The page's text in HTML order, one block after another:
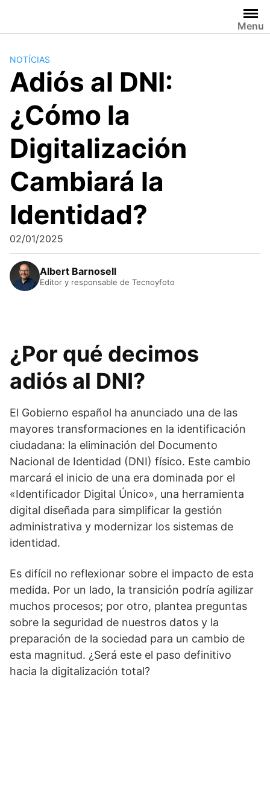
contenido
Menu
NOTÍCIAS
Adiós al DNI:
¿Cómo la
Digitalización
Cambiará la
Identidad?
02/01/2025
Albert Barnosell
Editor y responsable de Tecnoyfoto
¿Por qué decimos
adiós al DNI?
El Gobierno español ha anunciado una de las
mayores transformaciones en la identificación
ciudadana: la eliminación del Documento
Nacional de Identidad (DNI) físico. Este cambio
marcará el inicio de una era dominada por el
«Identificador Digital Único», una herramienta
digital diseñada para simplificar la gestión
administrativa y modernizar los sistemas de
identidad.
Es difícil no reflexionar sobre el impacto de esta
medida. Por un lado, la transición podría agilizar
muchos procesos; por otro, plantea preguntas
sobre la seguridad de nuestros datos y la
preparación de la sociedad para un cambio de
esta magnitud. ¿Será este el paso definitivo
hacia la digitalización total?